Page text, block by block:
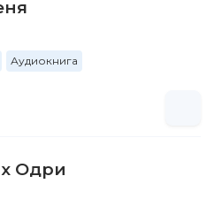
Аудиокнига
Одри